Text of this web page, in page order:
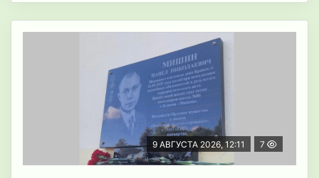
9 АВГУСТА 2026, 12:11 7